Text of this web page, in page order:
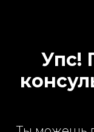
Упс!